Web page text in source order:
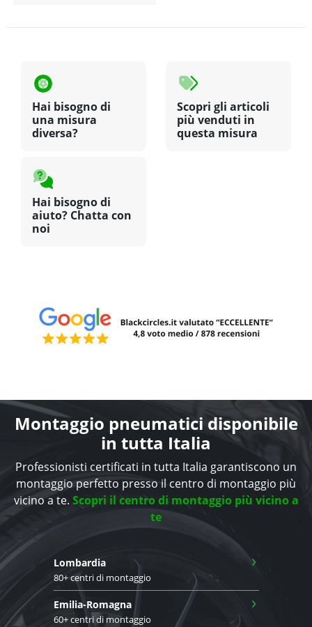
Hai bisogno di
una misura
diversa?
Scopri gli articoli
più venduti in
questa misura
Hai bisogno di
aiuto? Chatta con
noi
Montaggio pneumatici disponibile
in tutta Italia
Professionisti certificati in tutta Italia garantiscono un
montaggio perfetto presso il centro di montaggio più
vicino a te. Scopri il centro di montaggio più vicino a
te
Lombardia
80+ centri di montaggio
›
Emilia-Romagna
60+ centri di montaggio
›